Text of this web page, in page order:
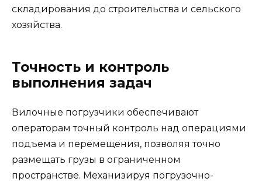
складирования до строительства и сельского
хозяйства.
Точность и контроль
выполнения задач
Вилочные погрузчики обеспечивают
операторам точный контроль над операциями
подъема и перемещения, позволяя точно
размещать грузы в ограниченном
пространстве. Механизируя погрузочно-